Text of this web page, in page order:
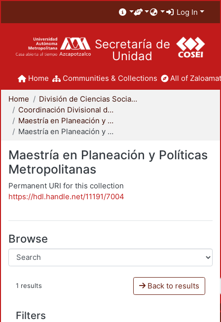
Log In
Secretaría de
Unidad
Home Communities & Collections All of
Home
División de Ciencias Sociales y Humanidades
Coordinación Divisional de Posgrado
Maestría en Planeación y Políticas Metropolitanas
Maestría en Planeación y Políticas Metropolitanas
Maestría en Planeación y Políticas
Metropolitanas
Permanent URI for this collection
https://hdl.handle.net/11191/7004
Browse
1 results Back to results
Filters